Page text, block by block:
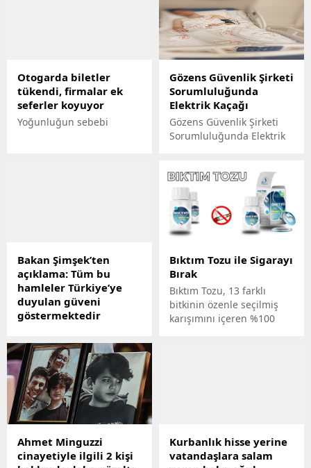
Otogarda biletler
tükendi, firmalar ek
seferler koyuyor
Yoğunluğun sebebi
Gözens Güvenlik Şirketi
Sorumluluğunda
Elektrik Kaçağı
Gözens Güvenlik Şirketi
Sorumluluğunda Elektrik
uçuşları pasaport ve veri
kontrolü işlemlerini
yürüten Gözen Security
şirketinin personelini
Pazartesi sabah
Türk Hava Yolları’nın TK3
İstanbul – New York
yolcularının işlemlerini
yapan personel; Gözen
Güvenlik şirketine ait
Bakan Şimşek’ten
açıklama: Tüm bu
hamleler Türkiye’ye
duyulan güveni
göstermektedir
Mehmet Şimşek, sosyal
medya hesabından
yabancı yatırımcıların
Türkiyeye olan ilgisine
ilişkin açıklamalarda
bulundu.
Bıktım Tozu ile Sigarayı
Bırak
Bıktım Tozu, 13 farklı
bitkinin özenle seçilmiş
karışımını içeren %100
amaçlar. Bu özel karışım,
her kullanımda etkisini
Ahmet Minguzzi
cinayetiyle ilgili 2 kişi
Kurbanlık hisse yerine
vatandaşlara salam